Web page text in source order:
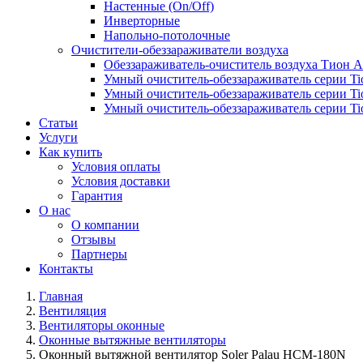
Настенные (On/Off)
Инверторные
Напольно-потолочные
Очистители-обеззараживатели воздуха
Обеззараживатель-очиститель воздуха Тион
Умный очиститель-обеззараживатель серии
Умный очиститель-обеззараживатель серии
Умный очиститель-обеззараживатель серии
Статьи
Услуги
Как купить
Условия оплаты
Условия доставки
Гарантия
О нас
О компании
Отзывы
Партнеры
Контакты
Главная
Вентиляция
Вентиляторы оконные
Оконные вытяжные вентиляторы
Оконный вытяжной вентилятор Soler Palau HCM-180N